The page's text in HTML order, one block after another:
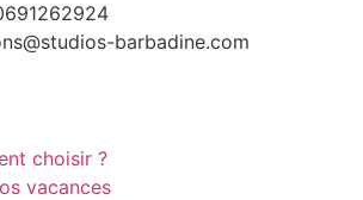
barbadine.com
choisir ?
vacances